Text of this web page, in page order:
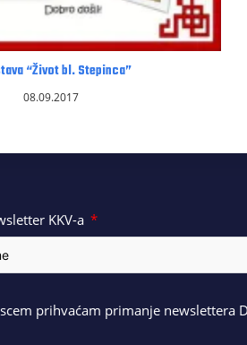
“Život bl. Stepinca”
08.09.2017
KKV-a
prihvaćam primanje newslettera